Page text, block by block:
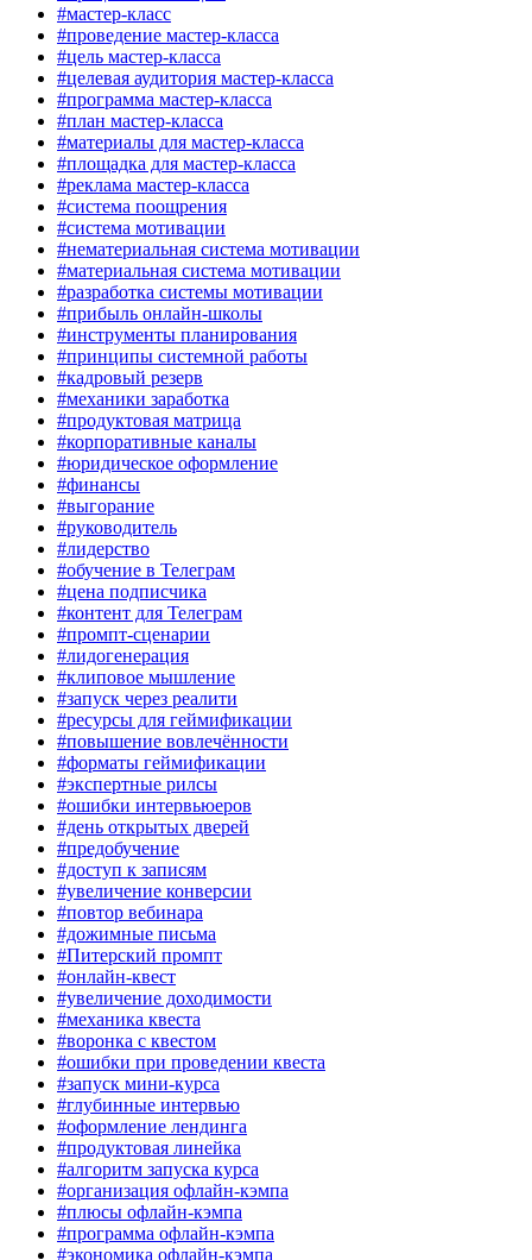
#мастер-класс
#проведение мастер-класса
#цель мастер-класса
#целевая аудитория мастер-класса
#программа мастер-класса
#план мастер-класса
#материалы для мастер-класса
#площадка для мастер-класса
#реклама мастер-класса
#система поощрения
#система мотивации
#нематериальная система мотивации
#материальная система мотивации
#разработка системы мотивации
#прибыль онлайн-школы
#инструменты планирования
#принципы системной работы
#кадровый резерв
#механики заработка
#продуктовая матрица
#корпоративные каналы
#юридическое оформление
#финансы
#выгорание
#руководитель
#лидерство
#обучение в Телеграм
#цена подписчика
#контент для Телеграм
#промпт-сценарии
#лидогенерация
#клиповое мышление
#запуск через реалити
#ресурсы для геймификации
#повышение вовлечённости
#форматы геймификации
#экспертные рилсы
#ошибки интервьюеров
#день открытых дверей
#предобучение
#доступ к записям
#увеличение конверсии
#повтор вебинара
#дожимные письма
#Питерский промпт
#онлайн-квест
#увеличение доходимости
#механика квеста
#воронка с квестом
#ошибки при проведении квеста
#запуск мини-курса
#глубинные интервью
#оформление лендинга
#продуктовая линейка
#алгоритм запуска курса
#организация офлайн-кэмпа
#плюсы офлайн-кэмпа
#программа офлайн-кэмпа
#экономика офлайн-кэмпа